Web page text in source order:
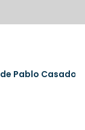
Pablo Casado,